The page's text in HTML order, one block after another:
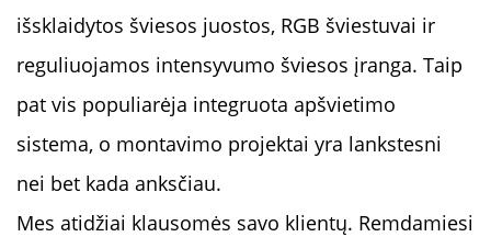
išsklaidytos šviesos juostos, RGB šviestuvai ir
reguliuojamos intensyvumo šviesos įranga. Taip
pat vis populiarėja integruota apšvietimo
sistema, o montavimo projektai yra lankstesni
nei bet kada anksčiau.
Mes atidžiai klausomės savo klientų. Remdamiesi